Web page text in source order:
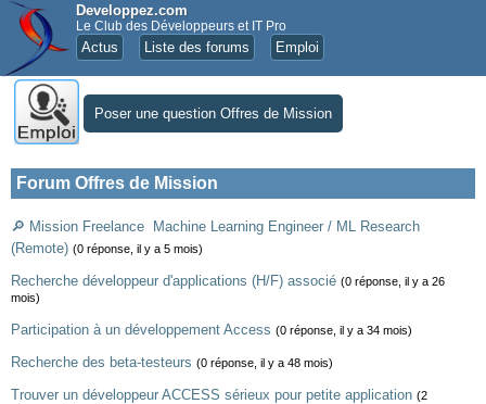
Developpez.com
Le Club des Développeurs et IT Pro
Actus Liste des forums Emploi
Poser une question Offres de Mission
Forum Offres de Mission
🔎 Mission Freelance  Machine Learning Engineer / ML Research
(Remote) (0 réponse, il y a 5 mois)
Recherche développeur d'applications (H/F) associé (0 réponse, il y a 26
mois)
Participation à un développement Access (0 réponse, il y a 34 mois)
Recherche des beta-testeurs (0 réponse, il y a 48 mois)
Trouver un développeur ACCESS sérieux pour petite application (2